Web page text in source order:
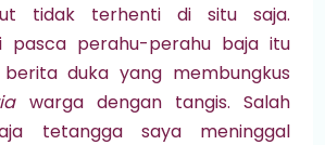
tidak terhenti di situ saja.
pasca perahu-perahu baja itu
duka yang membungkus
warga dengan tangis. Salah
tetangga saya meninggal